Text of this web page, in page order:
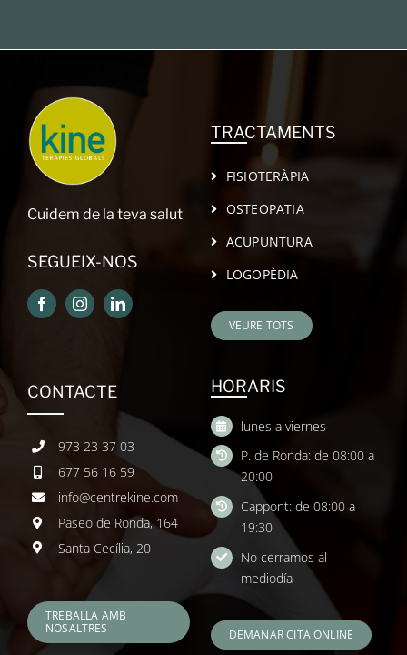
Cuidem de la teva salut
SEGUEIX-NOS
TRACTAMENTS
FISIOTERÀPIA
OSTEOPATIA
ACUPUNTURA
LOGOPÈDIA
VEURE TOTS
CONTACTE
973 23 37 03
677 56 16 59
info@centrekine.com
Paseo de Ronda, 164
Santa Cecília, 20
TREBALLA AMB
NOSALTRES
HORARIS
lunes a viernes
P. de Ronda: de 08:00 a
20:00
Cappont: de 08:00 a
19:30
No cerramos al
mediodía
DEMANAR CITA ONLINE